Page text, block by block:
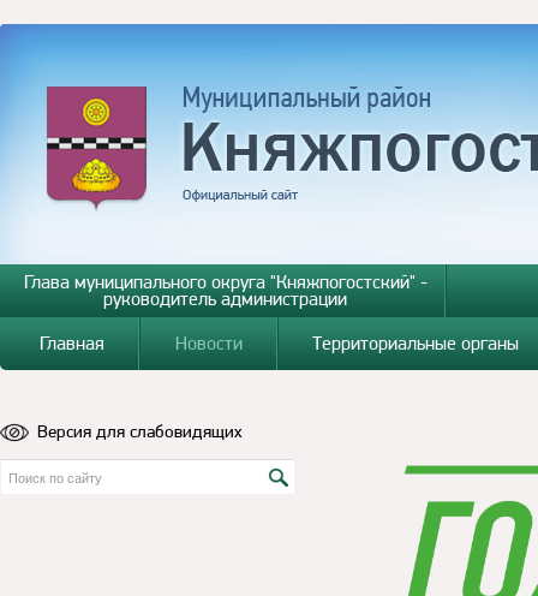
Глава муниципального округа "Княжпогостский" -
руководитель администрации
Главная
Новости Территориальные органы
Версия для слабовидящих